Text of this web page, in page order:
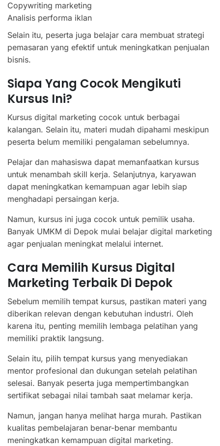
Copywriting marketing
Analisis performa iklan
Selain itu, peserta juga belajar cara membuat strategi
pemasaran yang efektif untuk meningkatkan penjualan
bisnis.
Siapa Yang Cocok Mengikuti
Kursus Ini?
Kursus digital marketing cocok untuk berbagai
kalangan. Selain itu, materi mudah dipahami meskipun
peserta belum memiliki pengalaman sebelumnya.
Pelajar dan mahasiswa dapat memanfaatkan kursus
untuk menambah skill kerja. Selanjutnya, karyawan
dapat meningkatkan kemampuan agar lebih siap
menghadapi persaingan kerja.
Namun, kursus ini juga cocok untuk pemilik usaha.
Banyak UMKM di Depok mulai belajar digital marketing
agar penjualan meningkat melalui internet.
Cara Memilih Kursus Digital
Marketing Terbaik Di Depok
Sebelum memilih tempat kursus, pastikan materi yang
diberikan relevan dengan kebutuhan industri. Oleh
karena itu, penting memilih lembaga pelatihan yang
memiliki praktik langsung.
Selain itu, pilih tempat kursus yang menyediakan
mentor profesional dan dukungan setelah pelatihan
selesai. Banyak peserta juga mempertimbangkan
sertifikat sebagai nilai tambah saat melamar kerja.
Namun, jangan hanya melihat harga murah. Pastikan
kualitas pembelajaran benar-benar membantu
meningkatkan kemampuan digital marketing.